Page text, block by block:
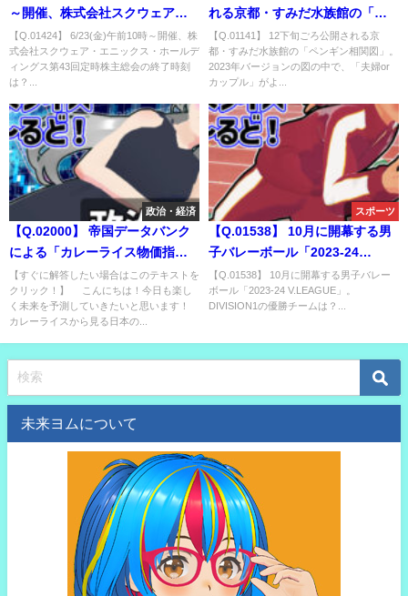
～開催、株式会社スクウェア・
エニックス・ホールディングス
第43回定時株主総会の終了時刻
は？
【Q.01424】 6/23(金)午前10時～開催、株
式会社スクウェア・エニックス・ホールデ
ィングス第43回定時株主総会の終了時刻
は？...
れる京都・すみだ水族館の「ペ
ンギン相関図」。 2023年バージ
ョンの図の中で、「夫婦orカッ
プル」がより多く成立している
【Q.01141】 12下旬ごろ公開される京
都・すみだ水族館の「ペンギン相関図」。
2023年バージョンの図の中で、「夫婦or
カップル」がよ...
政治・経済
【Q.02000】 帝国データバンク
による「カレーライス物価指
数」。９月中旬頃発表される
2024年７月の「カレーライス物
価」の数値は？
【すぐに解答したい場合はこのテキストを
クリック！】 こんにちは！今日も楽し
く未来を予測していきたいと思います！
カレーライスから見る日本の...
スポーツ
【Q.01538】 10月に開幕する男
子バレーボール「2023-24
V.LEAGUE」。 DIVISION1の優
勝チームは？
【Q.01538】 10月に開幕する男子バレー
ボール「2023-24 V.LEAGUE」。
DIVISION1の優勝チームは？...
未来ヨムについて